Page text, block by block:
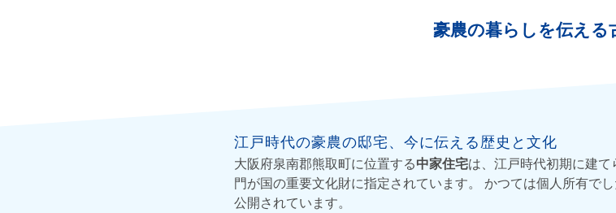
豪農の暮らしを伝える
江戸時代の豪農の邸宅、今に伝える歴史と文化
大阪府泉南郡熊取町に位置する中家住宅は、江戸時代初期に建
門が国の重要文化財に指定されています。 かつては個人所有で
公開されています。